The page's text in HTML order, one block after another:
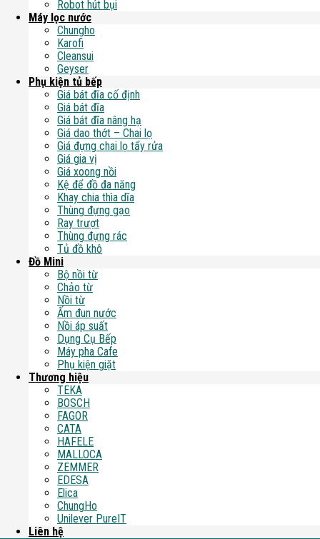
Robot hút bụi
Máy lọc nước
Chungho
Karofi
Cleansui
Geyser
Phụ kiện tủ bếp
Giá bát đĩa cố định
Giá bát đĩa
Giá bát đĩa nâng hạ
Giá dao thớt – Chai lọ
Giá đựng chai lọ tẩy rửa
Giá gia vị
Giá xoong nồi
Kệ để đồ đa năng
Khay chia thìa dĩa
Thùng đựng gạo
Ray trượt
Thùng đựng rác
Tủ đồ khô
Đồ Mini
Bộ nồi từ
Chảo từ
Nồi từ
Ấm đun nước
Nồi áp suất
Dụng Cụ Bếp
Máy pha Cafe
Phụ kiện giặt
Thương hiệu
TEKA
BOSCH
FAGOR
CATA
HAFELE
MALLOCA
ZEMMER
EDESA
Elica
ChungHo
Unilever PureIT
Liên hệ